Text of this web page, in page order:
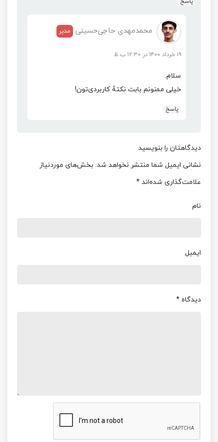
محمدمهدی حاجی‌حسینی مدیر
۱۹ خرداد ۱۴۰۰ در ۱۲:۳۰ ب.ظ
سلام.
خیلی ممنونم بابت نکتۀ کاربردی‌تون!
پاسخ
دیدگاهتان را بنویسید
نشانی ایمیل شما منتشر نخواهد شد. بخش‌های موردنیاز
علامت‌گذاری شده‌اند *
نام
ایمیل
دیدگاه *